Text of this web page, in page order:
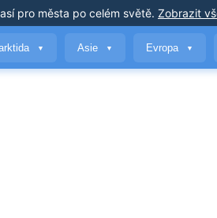
pro města po celém světě. Zobrazit
▼ Asie ▼ Evropa ▼